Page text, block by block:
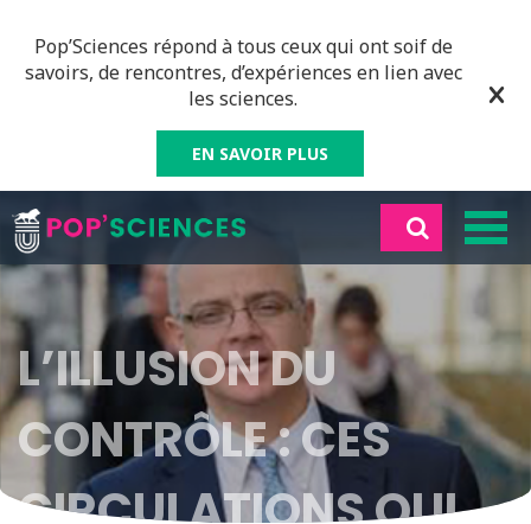
Pop’Sciences répond à tous ceux qui ont soif de
savoirs, de rencontres, d’expériences en lien avec
les sciences.
EN SAVOIR PLUS
L’ILLUSION DU
CONTRÔLE : CES